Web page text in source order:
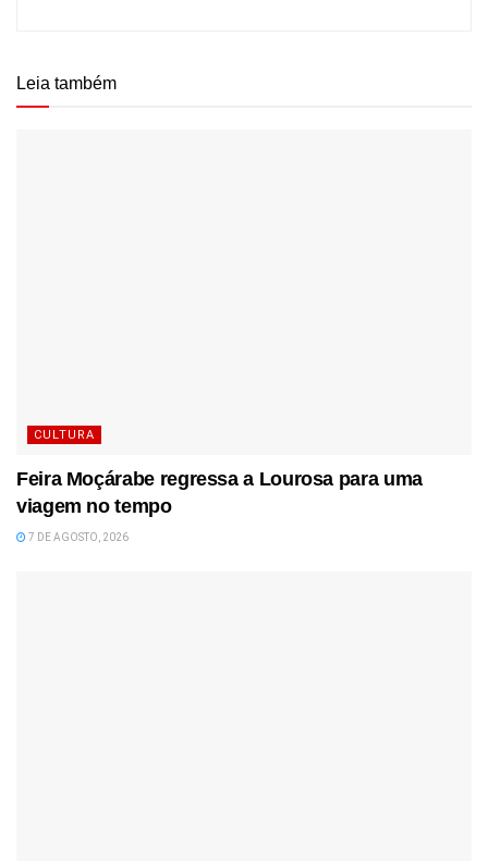
Leia também
CULTURA
Feira Moçárabe regressa a Lourosa para uma
viagem no tempo
7 DE AGOSTO, 2026